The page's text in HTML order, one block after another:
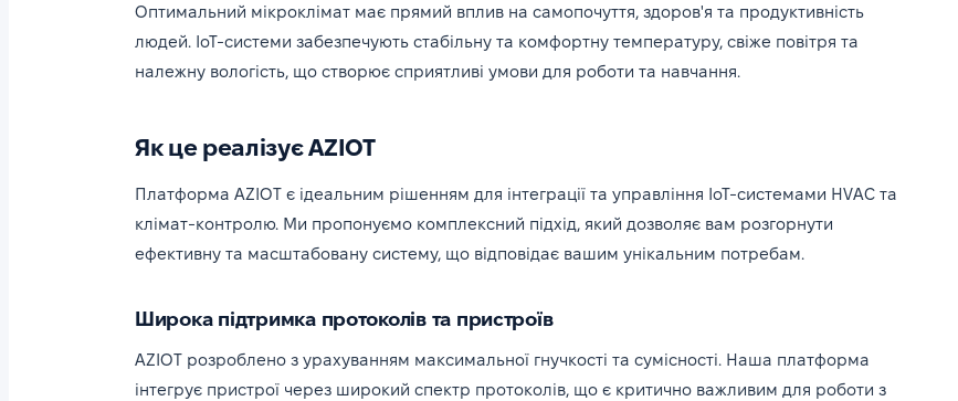
Оптимальний мікроклімат має прямий вплив на самопочуття, здоров'я та продуктивність
людей. IoT-системи забезпечують стабільну та комфортну температуру, свіже повітря та
належну вологість, що створює сприятливі умови для роботи та навчання.
Як це реалізує AZIOT
Платформа AZIOT є ідеальним рішенням для інтеграції та управління IoT-системами HVAC та
клімат-контролю. Ми пропонуємо комплексний підхід, який дозволяє вам розгорнути
ефективну та масштабовану систему, що відповідає вашим унікальним потребам.
Широка підтримка протоколів та пристроїв
AZIOT розроблено з урахуванням максимальної гнучкості та сумісності. Наша платформа
інтегрує пристрої через широкий спектр протоколів, що є критично важливим для роботи з